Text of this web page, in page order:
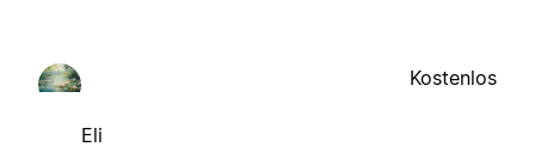
Eli
Kostenlos